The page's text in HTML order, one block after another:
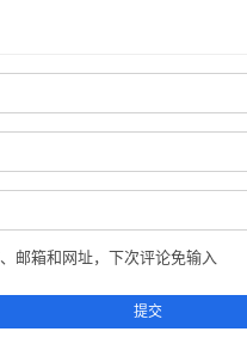
邮箱和网址，下次评论免输入
提交